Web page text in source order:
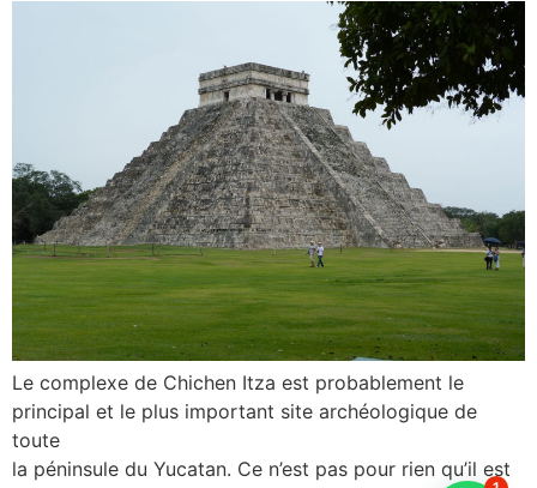
Le complexe de Chichen Itza est probablement le
principal et le plus important site archéologique de
toute
la péninsule du Yucatan. Ce n’est pas pour rien qu’il est